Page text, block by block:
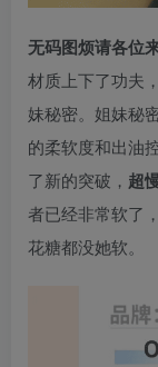
无码图烦请各位
材质上下了功夫
妹秘密。姐妹秘
的柔软度和出油
了新的突破， 超
者已经非常软了
花糖都没她软。